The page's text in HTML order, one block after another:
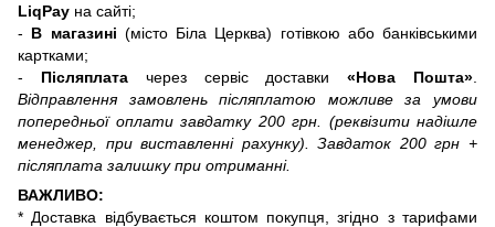
LiqPay на сайті;
- В магазині (місто Біла Церква) готівкою або банківськими
картками;
- Післяплатачерез сервіс доставки«Нова Пошта»
Відправлення замовлень післяплатою можливе за умови
попередньої оплати завдатку 200 грн. (реквізити надішле
менеджер, при виставленні рахунку) . Завдаток 200 грн +
післяплата залишку при отриманні.
ВАЖЛИВО:
* Доставка відбувається коштом покупця, згідно з тарифами